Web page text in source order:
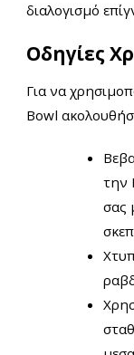
διαλογισμό
Οδηγίες
Για να
Bowl
την
σας